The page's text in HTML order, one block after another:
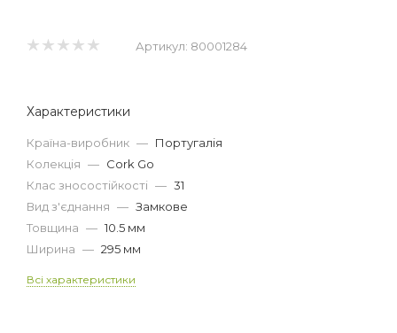
Артикул: 80001284
Характеристики
Країна-виробник — Португалія
Колекція — Cork Go
Клас зносостійкості — 31
Вид з'єднання — Замкове
Товщина — 10.5 мм
Ширина — 295 мм
Всі характеристики